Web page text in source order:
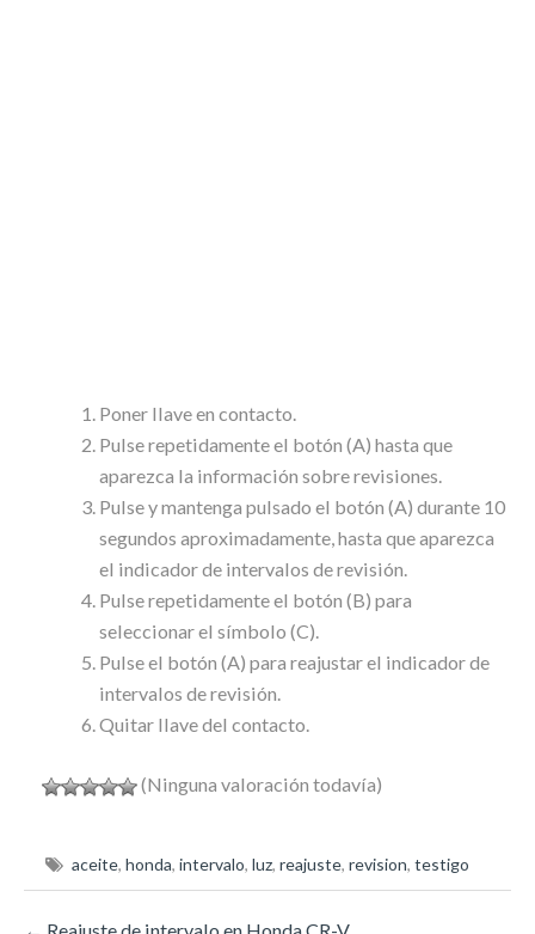
Poner llave en contacto.
Pulse repetidamente el botón (A) hasta que
aparezca la información sobre revisiones.
Pulse y mantenga pulsado el botón (A) durante 10
segundos aproximadamente, hasta que aparezca
el indicador de intervalos de revisión.
Pulse repetidamente el botón (B) para
seleccionar el símbolo (C).
Pulse el botón (A) para reajustar el indicador de
intervalos de revisión.
Quitar llave del contacto.
(Ninguna valoración todavía)
aceite, honda, intervalo, luz, reajuste, revision, testigo